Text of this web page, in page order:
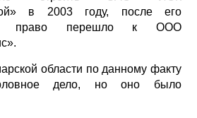
в 2003 году, после его
право перешло к ООО
области по данному факту
дело, но оно было